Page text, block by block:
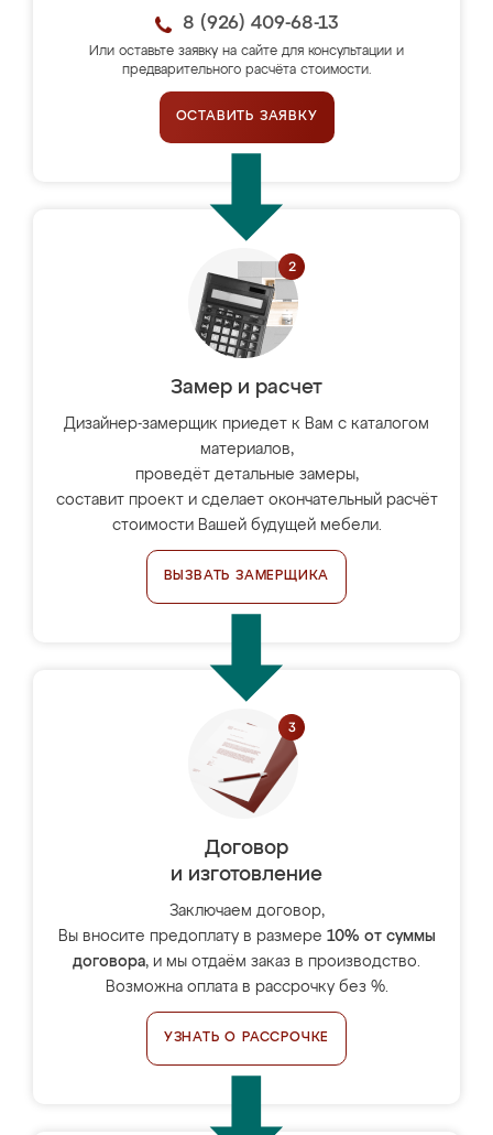
8 (926) 409-68-13
Или оставьте заявку на сайте для консультации и
предварительного расчёта стоимости.
ОСТАВИТЬ ЗАЯВКУ
Замер и расчет
Дизайнер-замерщик приедет к Вам с каталогом
материалов,
проведёт детальные замеры,
составит проект и сделает окончательный расчёт
стоимости Вашей будущей мебели.
ВЫЗВАТЬ ЗАМЕРЩИКА
Договор
и изготовление
Заключаем договор,
Вы вносите предоплату в размере 10% от суммы
договора, и мы отдаём заказ в производство.
Возможна оплата в рассрочку без %.
УЗНАТЬ О РАССРОЧКЕ